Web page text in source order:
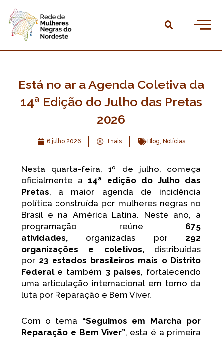
para
conteúdo
Está no ar a Agenda Coletiva da
14ª Edição do Julho das Pretas
2026
6 julho 2026 Thais Blog, Notícias
Nesta quarta-feira, 1º de julho, começa
oficialmente a14ª edição do Julho das
Pretas, a maior agenda de incidência
política construída por mulheres negras no
Brasil e na América Latina. Neste ano, a
programação reúne 675
atividades,organizadas por 292
organizações e coletivos,distribuídas
por 23 estados brasileiros mais o Distrito
Federale também 3 países, fortalecendo
uma articulação internacional em torno da
luta por Reparação e Bem Viver.
Com o tema “Seguimos em Marcha por
Reparação e Bem Viver”, esta é a primeira
Home
Quem somos
Publicações
Observatório
Faça parte
Contatos
I
n
s
t
a
g
r
a
m
F
e
b
o
o
k
o
u
u
b
e